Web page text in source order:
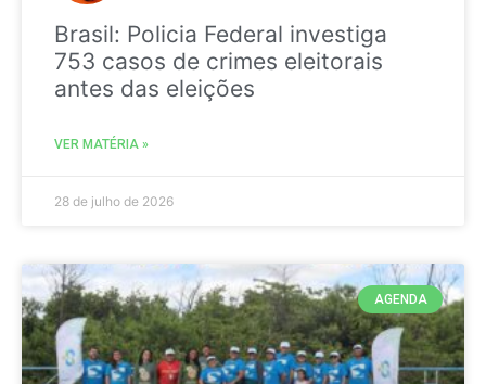
Brasil: Policia Federal investiga
753 casos de crimes eleitorais
antes das eleições
VER MATÉRIA »
28 de julho de 2026
AGENDA